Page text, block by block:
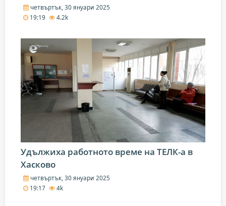
четвъртък, 30 януари 2025
19:19
4.2k
Удължиха работното време на ТЕЛК-а в
Хасково
четвъртък, 30 януари 2025
19:17
4k